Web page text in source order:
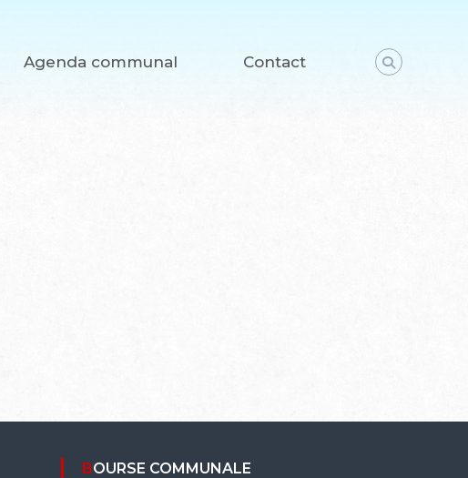
Agenda communal Contact
BOURSE COMMUNALE